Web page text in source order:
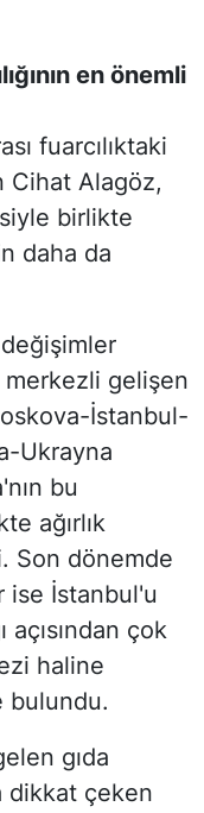
en önemli
fuarcılıktaki
Cihat Alagöz,
birlikte
daha da
değişimler
merkezli gelişen
İstanbul-
Ukrayna
bu
ağırlık
Son dönemde
ise İstanbul'u
açısından çok
haline
bulundu.
gıda
dikkat çeken